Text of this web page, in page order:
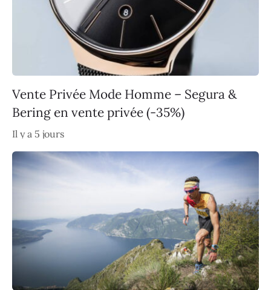
Vente Privée Mode Homme – Segura &
Bering en vente privée (-35%)
Il y a 5 jours